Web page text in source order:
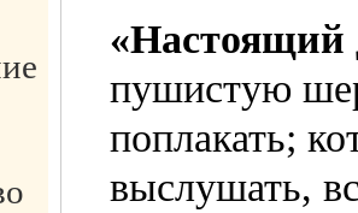
«Настоящий
пушистую
поплакать;
выслушать,